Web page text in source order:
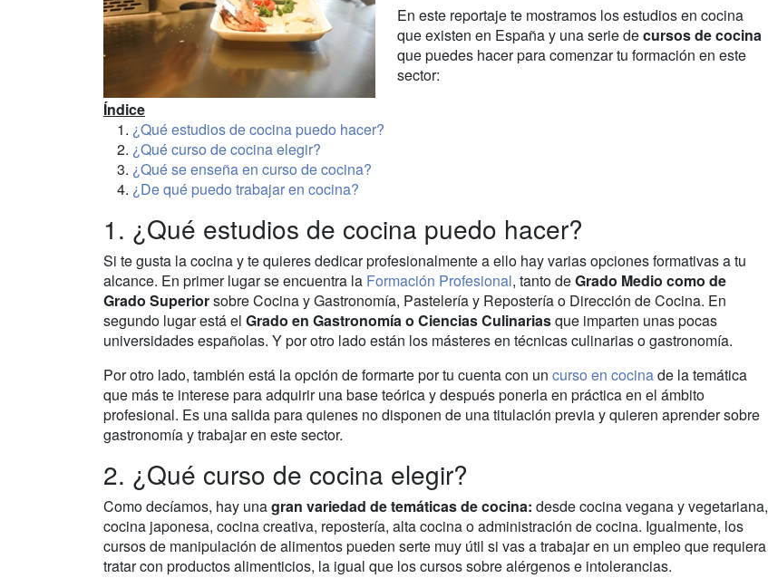
En este reportaje te mostramos los estudios en cocina
que existen en España y una serie decursos de cocina
que puedes hacer para comenzar tu formación en este
sector:
Índice
¿Qué estudios de cocina puedo hacer?
¿Qué curso de cocina elegir?
¿Qué se enseña en curso de cocina?
¿De qué puedo trabajar en cocina?
1. ¿Qué estudios de cocina puedo hacer?
Si te gusta la cocina y te quieres dedicar profesionalmente a ello hay varias opciones formativas a tu
alcance. En primer lugar se encuentra la Formación Profesional, tanto deGrado Medio como de
Grado Superiorsobre Cocina y Gastronomía, Pastelería y Repostería o Dirección de Cocina. En
segundo lugar está el Grado en Gastronomía o Ciencias Culinariasque imparten unas pocas
universidades españolas. Y por otro lado están los másteres en técnicas culinarias o gastronomía.
Por otro lado, también está la opción de formarte por tu cuenta con un curso en cocinade la temática
que más te interese para adquirir una base teórica y después ponerla en práctica en el ámbito
profesional. Es una salida para quienes no disponen de una titulación previa y quieren aprender sobre
gastronomía y trabajar en este sector.
2. ¿Qué curso de cocina elegir?
Como decíamos, hay unagran variedad de temáticas de cocina: desde cocina vegana y vegetariana,
cocina japonesa, cocina creativa, repostería, alta cocina o administración de cocina. Igualmente, los
cursos de manipulación de alimentos pueden serte muy útil si vas a trabajar en un empleo que requiera
tratar con productos alimenticios, la igual que los cursos sobre alérgenos e intolerancias.